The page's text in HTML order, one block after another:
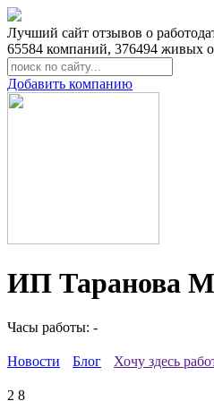
Лучший сайт отзывов о
65584 компаний, 376494 живых
Добавить компанию
ИП Таранова
Часы работы: -
Новости Блог Хочу здесь
2 8